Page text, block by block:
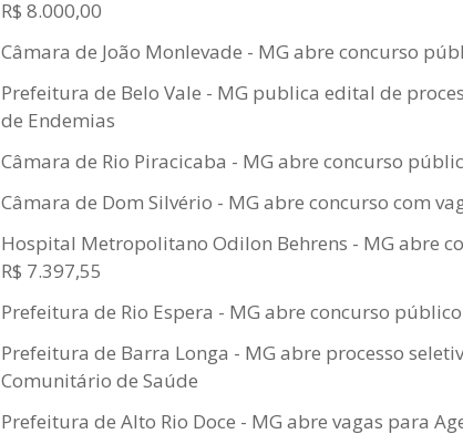
R$ 8.000,00
Câmara de João Monlevade - MG abre concurso
Prefeitura de Belo Vale - MG publica edital de
de Endemias
Câmara de Rio Piracicaba - MG abre concurso
Câmara de Dom Silvério - MG abre concurso com
Hospital Metropolitano Odilon Behrens - MG abre
R$ 7.397,55
Prefeitura de Rio Espera - MG abre concurso
Prefeitura de Barra Longa - MG abre processo
Comunitário de Saúde
Prefeitura de Alto Rio Doce - MG abre vagas para